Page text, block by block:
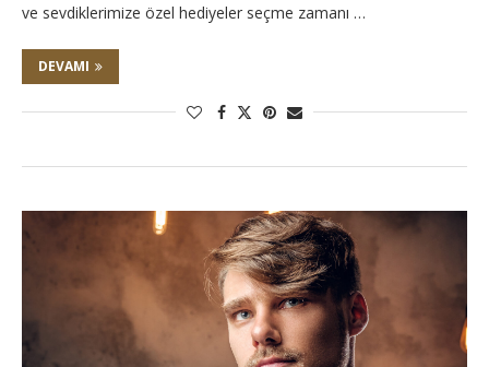
ve sevdiklerimize özel hediyeler seçme zamanı …
DEVAMI